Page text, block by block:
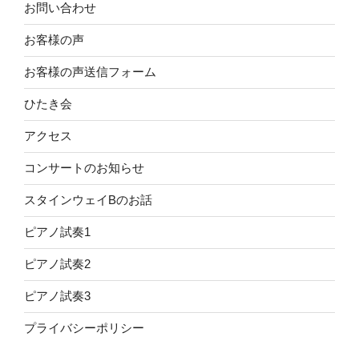
お問い合わせ
お客様の声
お客様の声送信フォーム
ひたき会
アクセス
コンサートのお知らせ
スタインウェイBのお話
ピアノ試奏1
ピアノ試奏2
ピアノ試奏3
プライバシーポリシー